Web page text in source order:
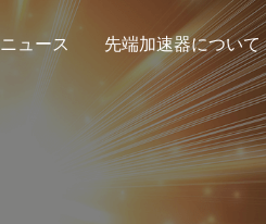
ニュース 先端加速器について
協議会組織図